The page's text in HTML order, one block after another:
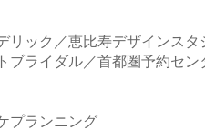
リック／恵比寿デザインスタ
ブライダル／首都圏予約セン
プランニング